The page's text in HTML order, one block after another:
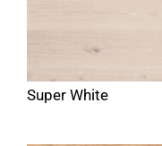
Super White